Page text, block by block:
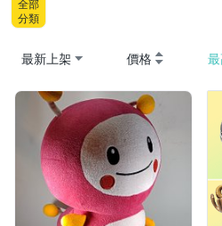
全部
分類
最新上架 價格